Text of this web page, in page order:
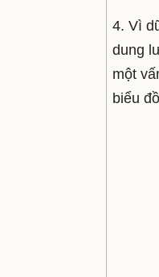
4. Vì
dung
một
biểu